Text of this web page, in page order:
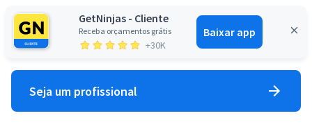
GetNinjas - Cliente
Receba orçamentos grátis
+30K
Baixar app
Entrar
Seja um profissional